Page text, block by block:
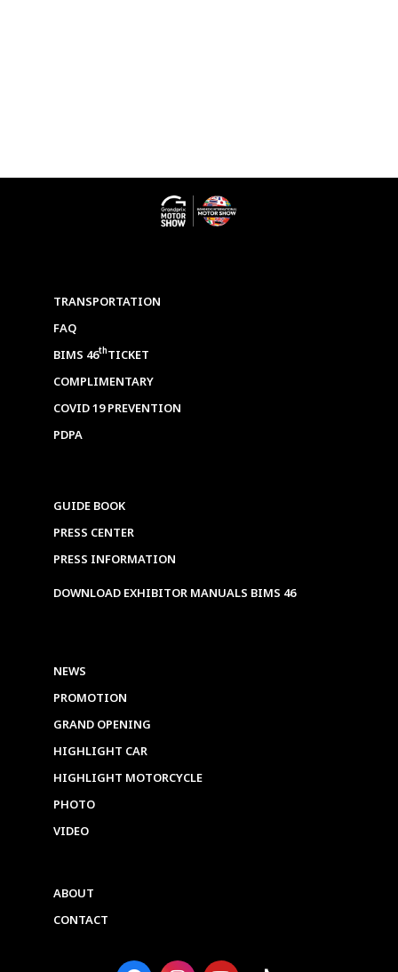
TRANSPORTATION
FAQ
BIMS 46thTICKET
COMPLIMENTARY
COVID 19 PREVENTION
PDPA
GUIDE BOOK
PRESS CENTER
PRESS INFORMATION
DOWNLOAD EXHIBITOR MANUALS BIMS 46
NEWS
PROMOTION
GRAND OPENING
HIGHLIGHT CAR
HIGHLIGHT MOTORCYCLE
PHOTO
VIDEO
ABOUT
CONTACT